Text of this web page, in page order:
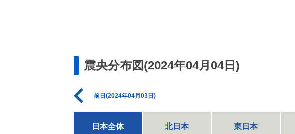
震央分布図(2024年04月04日)
前日(2024年04月03日)
日本全体 北日本 東日本